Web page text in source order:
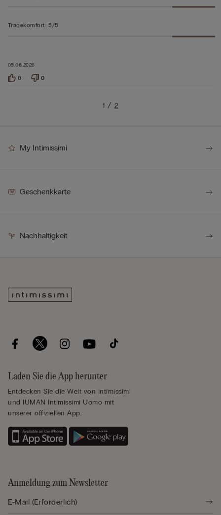
05.06.2026
Tragekomfort: 5/5
0 0
1 2
My Intimissimi
Geschenkkarte
Nachhaltigkeit
Laden Sie die App herunter
Entdecken Sie die Welt von Intimissimi
und IUMAN Intimissimi Uomo mit
unserer offiziellen App.
Anmeldung zum Newsletter